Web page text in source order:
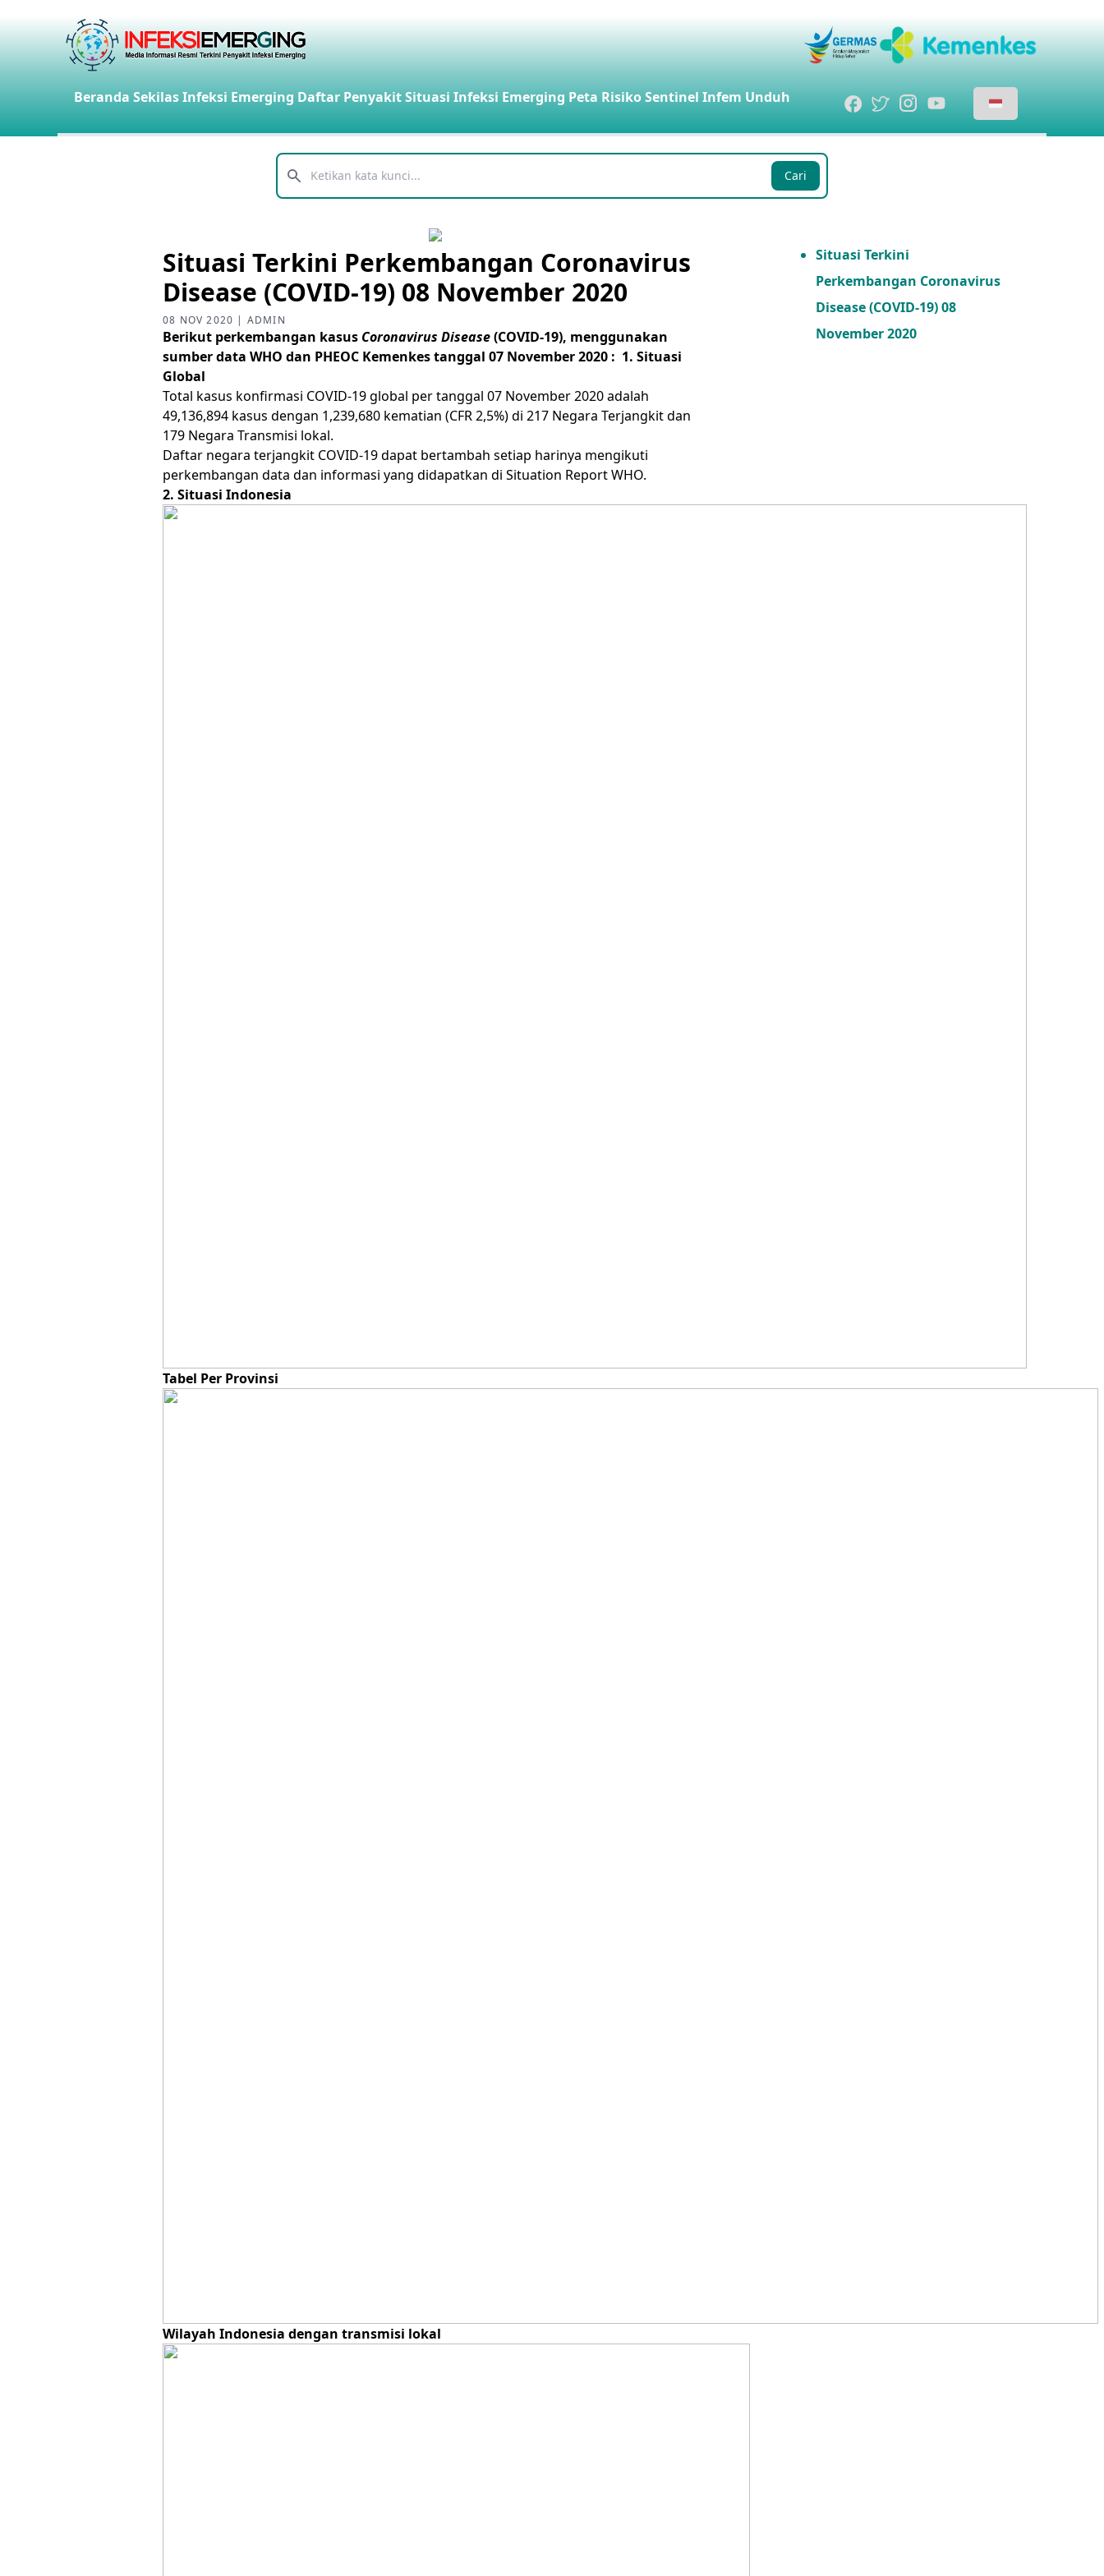
Beranda Sekilas Infeksi Emerging Daftar PenyakitSituasi Infeksi Emerging Peta RisikoSentinel Infem Unduh
Telusuri Cari
Situasi Terkini Perkembangan Coronavirus
Disease (COVID-19) 08 November 2020
08 NOV 2020 | ADMIN
Berikut perkembangan kasus Coronavirus Disease(COVID-19), menggunakan
sumber data WHO dan PHEOC Kemenkes tanggal 07 November 2020 : 1. Situasi
Global
Total kasus konfirmasi COVID-19 global per tanggal 07 November 2020 adalah
49,136,894 kasus dengan 1,239,680 kematian (CFR 2,5%) di 217 Negara Terjangkit dan
179 Negara Transmisi lokal.
Daftar negara terjangkit COVID-19 dapat bertambah setiap harinya mengikuti
perkembangan data dan informasi yang didapatkan di Situation Report WHO.
2. Situasi Indonesia
Tabel Per Provinsi
Wilayah Indonesia dengan transmisi lokal
Situasi Terkini
Perkembangan Coronavirus
Disease (COVID-19) 08
November 2020